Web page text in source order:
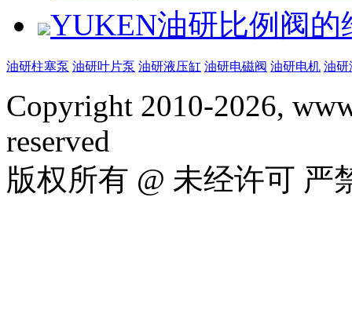
YUKEN油研比例阀的
油研柱塞泵 油研叶片泵 油研液压缸 油研电磁阀 油研电机 油研
Copyright 2010-2026,
reserved
版权所有 @ 未经许可 严